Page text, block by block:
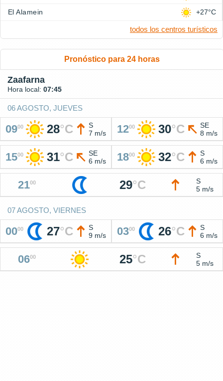
El Alamein +27°C
todos los centros turísticos
Pronóstico para 24 horas
Zaafarna
Hora local: 07:45
06 AGOSTO, JUEVES
0900 28°C
S
7 m/s
1200 30°C
SE
8 m/s
1500 31°C
SE
6 m/s
1800 32°C
S
6 m/s
2100 29°C
S
5 m/s
07 AGOSTO, VIERNES
0000 27°C
S
9 m/s
0300 26°C
S
6 m/s
0600 25°C
S
5 m/s